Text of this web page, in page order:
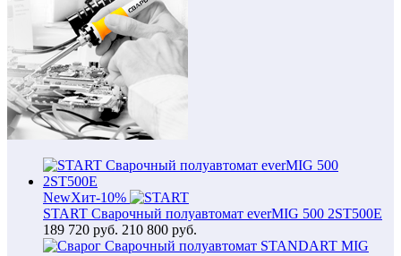
NewХит-10%
START Сварочный полуавтомат everMIG 500 2ST500E
189 720 руб. 210 800 руб.